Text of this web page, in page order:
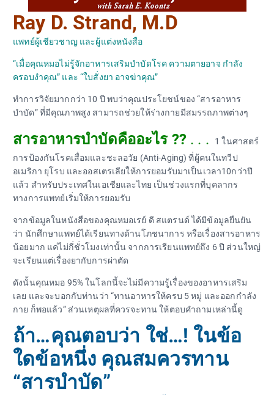
Ray D. Strand, M.D
แพทย์ผู้เชียวชาญ และผู้แต่งหนังสือ
“เมื่อคุณหมอไม่รู้จักอาหารเสริมบำบัดโรค ความตายอาจ กำลัง
ครอบงำคุณ” และ “ใบสั่งยา อาจฆ่าคุณ”
ทำการวิจัยมากกว่า 10 ปี พบว่าคุณประโยชน์ของ “สารอาหาร
บำบัด” ที่มีคุณภาพสูง สามารถช่วยให้ร่างกายมีสมรรถภาพต่างๆ
สารอาหารบำบัดคืออะไร ?? . . .
1 ในศาสตร์
การป้องกันโรคเสื่อมและชะลอวัย (Anti-Aging) ที่ผู้คนในทวีป
อเมริกา ยุโรบ และออสเตรเลียให้การยอมรับมาเป็นเวลา10กว่าปี
แล้ว สำหรับประเทศในเอเชียและไทย เป็นช่วงแรกที่บุคลากร
ทางการแพทย์เริ่มให้การยอมรับ
จากข้อมูลในหนังสือของคุณหมอเรย์ ดี สแตรนด์ ได้มีข้อมูลยืนยัน
ว่า นักศึกษาแพทย์ได้เรียนทางด้านโภชนาการ หรือเรื่องสารอาหาร
น้อยมาก แค่ไม่กี่ชั่วโมงเท่านั้น จากการเรียนแพทย์ถึง 6 ปี ส่วนใหญ่
จะเรียนแต่เรื่องยากับการผ่าตัด
ดังนั้นคุณหมอ 95% ในโลกนี้จะไม่มีความรู้เรื่องของอาหารเสริม
เลย และจะบอกกับท่านว่า “ทานอาหารให้ครบ 5 หมู่ และออกกำลัง
กาย ก็พอแล้ว” ส่วนเหตุผลที่ควรจะทาน ให้ตอบคำถามเหล่านี้ดู
ถ้า…คุณตอบว่า ใช่…! ในข้อ
ใดข้อหนึ่ง คุณสมควรทาน
“สารบำบัด”